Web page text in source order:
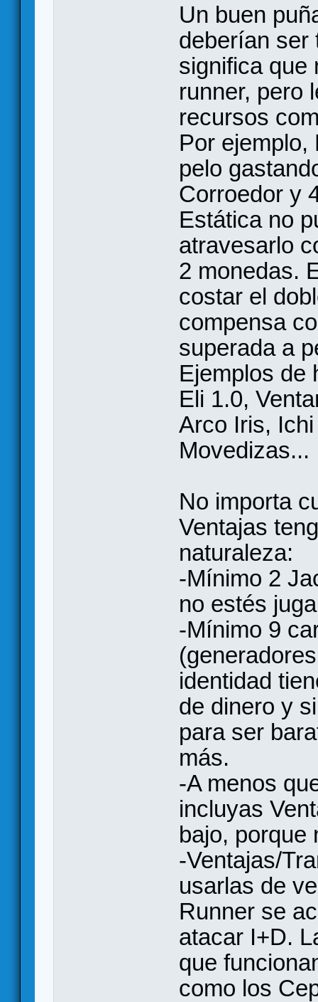
Un buen
deberían ser
significa que
runner, pero
recursos
Por ejemplo,
pelo
Corroedor y
Estática no
atravesarlo
2 monedas.
costar el
compensa
superada a
Ejemplos de
Eli 1.0,
Arco Iris,
Movedizas...
No importa
Ventajas
naturaleza:
-Mínimo 2
no estés
-Mínimo 9
identidad
de dinero y
para ser
más.
-A menos
incluyas
bajo, porque
-Ventajas/
usarlas de
Runner se
atacar I+D.
que
como los